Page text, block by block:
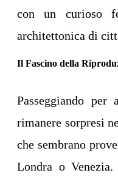
con un curioso
architettonica di
Il Fascino della
Passeggiando
rimanere sorpresi
che sembrano
Londra o